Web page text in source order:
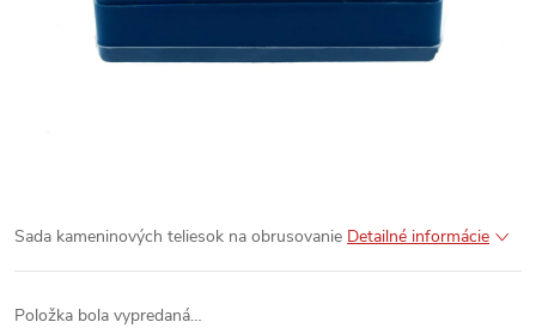
Sada kameninových teliesok na obrusovanie Detailné informácie
Položka bola vypredaná…